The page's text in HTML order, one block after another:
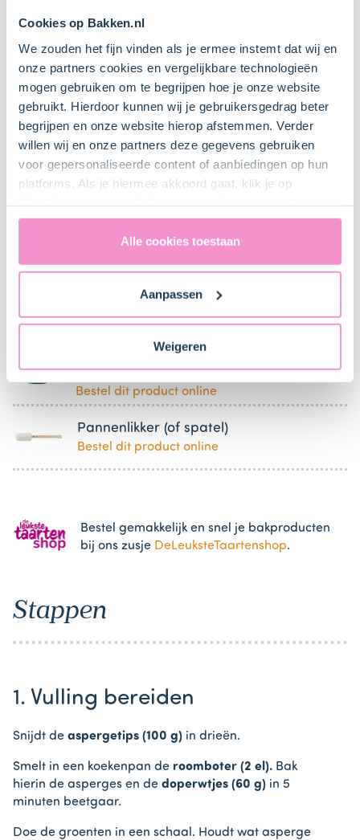
Cookies op Bakken.nl
We zouden het fijn vinden als je ermee instemt dat wij en
onze partners cookies en vergelijkbare technologieën
mogen gebruiken om te begrijpen hoe je onze website
gebruikt. Hierdoor kunnen wij je gebruikersgedrag beter
begrijpen en onze website hierop afstemmen. Verder
willen wij en onze partners deze gegevens gebruiken
voor gepersonaliseerde content of aanbiedingen op hun
platforms. Als je hiermee akkoord gaat, klik je op
uitdrukkelijk een eventuele gegevensoverdracht naar de
Verenigde Staten in de zin van artikel 49 AVG. Raadpleeg
ons
naar technology providers en partners in de Verenigde
Staten. Je kunt op elk moment van gedachten
Alle cookies toestaan
Aanpassen
Weigeren
Nootmuskaat (voorkeur: vers geraspt)
Peper & zout
Keukenspullen
Tartelette vormpjes (of tartelette blik)
Kom
Bestel dit product online
Pannenlikker (of spatel)
Bestel dit product online
Bestel gemakkelijk en snel je bakproducten
bij ons zusje DeLeuksteTaartenshop.
Stappen
1. Vulling bereiden
Snijdt de aspergetips (100 g) in drieën.
Smelt in een koekenpan de roomboter (2 el). Bak
hierin de asperges en de doperwtjes (60 g) in 5
minuten beetgaar.
Doe de groenten in een schaal. Houdt wat asperge